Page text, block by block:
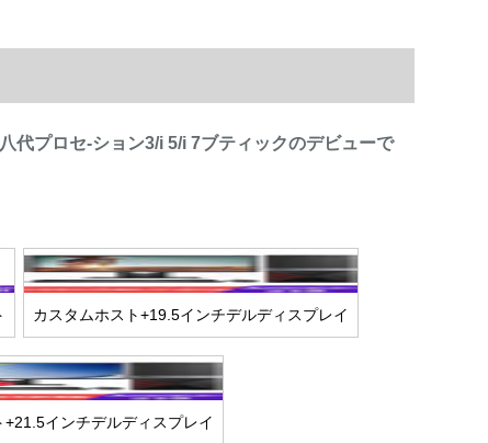
代プロセ-ション3/i 5/i 7ブティックのデビューで
カスタムホスト+19.5インチデルディスプレイ
+21.5インチデルディスプレイ